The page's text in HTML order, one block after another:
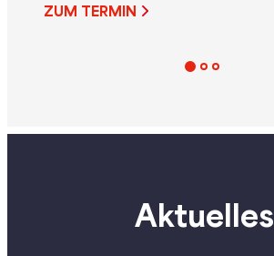
ZUM TERMIN
Aktuelles